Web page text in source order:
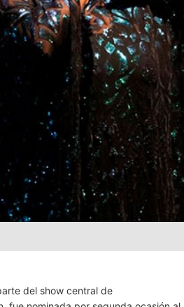
del show central de